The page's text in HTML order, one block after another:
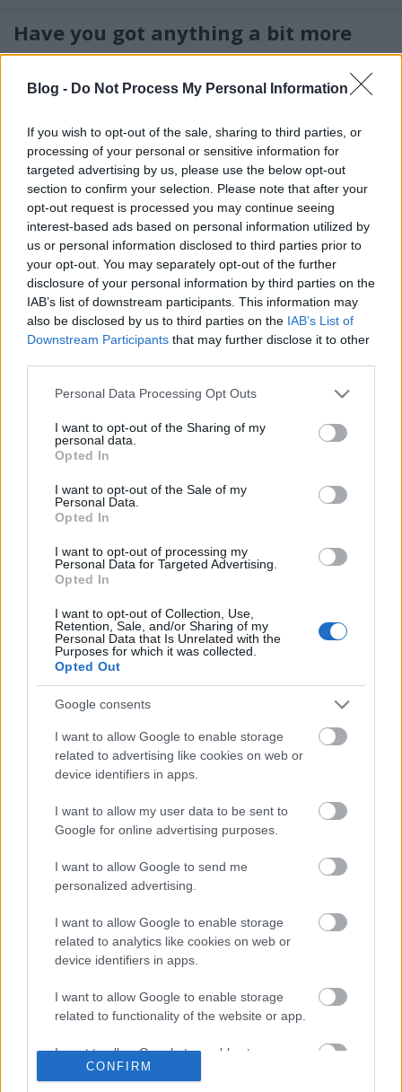
Blog - Do Not Process My Personal Information
If you wish to opt-out of the sale, sharing to third parties, or
processing of your personal or sensitive information for
targeted advertising by us, please use the below opt-out
section to confirm your selection. Please note that after your
opt-out request is processed you may continue seeing
interest-based ads based on personal information utilized by
us or personal information disclosed to third parties prior to
your opt-out. You may separately opt-out of the further
disclosure of your personal information by third parties on the
IAB’s list of downstream participants. This information may
also be disclosed by us to third parties on the IAB’s List of
Downstream Participants that may further disclose it to other
Please note that this website/app uses one or more Google
not limited to your visit or usage behaviour. You may click to
grant or deny consent to Google and its third-party tags to
use your data for below specified purposes in below Google
consent section.
Personal Data Processing Opt Outs
I want to opt-out of the Sharing of my
personal data.
Opted In
I want to opt-out of the Sale of my
Personal Data.
Opted In
I want to opt-out of processing my
Personal Data for Targeted Advertising.
Opted In
I want to opt-out of Collection, Use,
Retention, Sale, and/or Sharing of my
Personal Data that Is Unrelated with the
Purposes for which it was collected.
Opted Out
Google consents
I want to allow Google to enable storage
related to advertising like cookies on web or
device identifiers in apps.
I want to allow my user data to be sent to
Google for online advertising purposes.
I want to allow Google to send me
personalized advertising.
I want to allow Google to enable storage
related to analytics like cookies on web or
device identifiers in apps.
I want to allow Google to enable storage
related to functionality of the website or app.
I want to allow Google to enable storage
related to personalization.
CONFIRM
Have you got anything a bit more
uptempo?
Inkei •2006. december 07.
Minek kell ahhoz történnie, hogy feldobódjunk, ha
már hetek óta nem láttuk a napot, lehangolóan
szürke városban élünk, és már javában forgatja a ...
Kill Your Boyfriend!
Inkei•2006. november 28.
Azt írjaaz újság, aminek az olvasását ma már nem
szokás bevallani, hogy – egyelőre két koncert erejéig
Eye Control 2006/11/14
Bede Márton•2006. november 14.
1. Minden idők legjobb nője legjobb formájában.
Blondie-val kapcsolatban sokan nem értik, hogy
miért is tartoztak a hetvenes évek New York-i punk ...
There's Nothing OK with You
Két fontos leckével gazdagodtam november 6-án
este a bécsi Lemonheads koncerten. Először is azzal,
hogy nem kötelező megnézni az előzenekart, annak
Ignoring the tenets and trends of the
music industry
2006. november 05.
Ez a Clinic mottója az együttesMySpace oldalán
pedig az ezredfordulón még túlzás nélkül úgy
Minden idők tíz legjobb
Ramonest és a Clasht) –7. NOFX
Mielőtt rátérnék tízes listám legmeglepőbb, a